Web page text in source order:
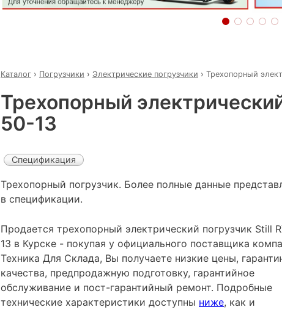
Каталог › Погрузчики › Электрические погрузчики › Трехопорный
Трехопорный
50-13
Спецификация
Трехопорный погрузчик. Более полные данные
в спецификации.
Продается трехопорный электрический погрузчик Still
13 в Курске - покупая у официального поставщика
Техника Для Склада, Вы получаете низкие цены,
качества, предпродажную подготовку, гарантийное
обслуживание и пост-гарантийный ремонт. Подробные
технические характеристики доступны ниже, как и